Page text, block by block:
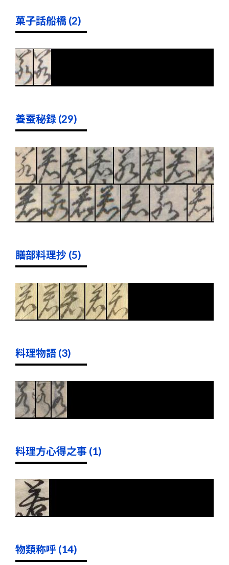
菓子話船橋 (2)
養蚕秘録 (29)
膳部料理抄 (5)
料理物語 (3)
料理方心得之事 (1)
物類称呼 (14)